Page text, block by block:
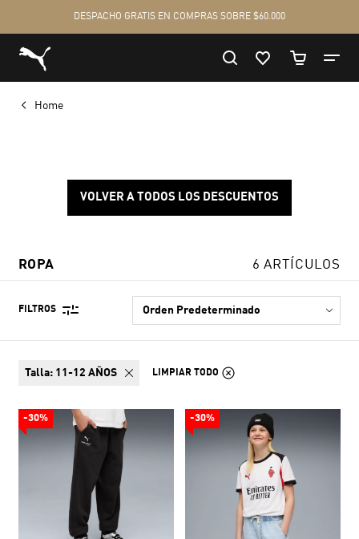
Home
VOLVER A TODOS LOS DESCUENTOS
ROPA 6 ARTÍCULOS
FILTROS
talla: 11-12 AÑOS LIMPIAR TODO
-30% -30%